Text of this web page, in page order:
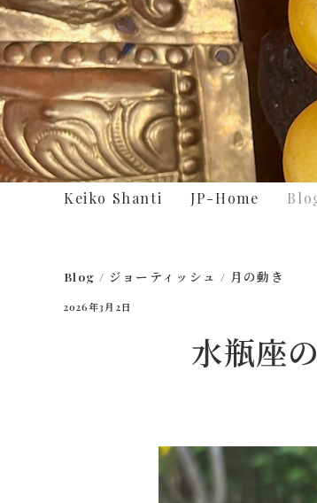
Keiko Shanti JP-Home
Blog / ジョーティッシュ / 月の動き
2026年3月2日
水瓶座